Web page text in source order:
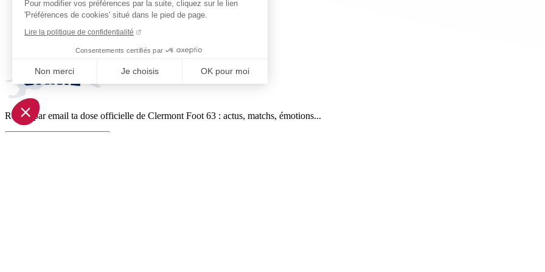
Pour modifier vos préférences par la suite, cliquez sur le lien
'Préférences de cookies' situé dans le pied de page.
Lire la politique de confidentialité
Consentements certifiés par
Non merci Je choisis OK pour moi
Axeptio consent
Plateforme de Gestion du Consentement : Personnalisez vos Options
Notre plateforme vous permet d'adapter et de gérer vos paramètres de confidentialité, en garantissant la conformité avec
Reçois par email ta dose officielle de Clermont Foot 63 : actus, matchs, émotions...